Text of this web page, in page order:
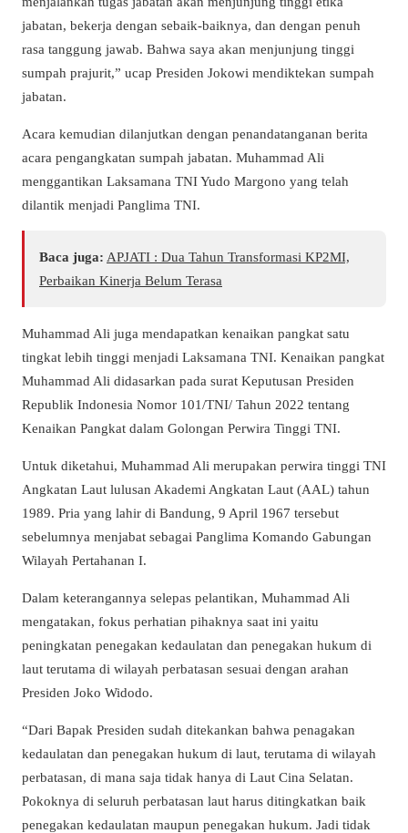
jabatan, bekerja dengan sebaik-baiknya, dan dengan penuh
rasa tanggung jawab. Bahwa saya akan menjunjung tinggi
sumpah prajurit,” ucap Presiden Jokowi mendiktekan sumpah
jabatan.
Acara kemudian dilanjutkan dengan penandatanganan berita
acara pengangkatan sumpah jabatan. Muhammad Ali
menggantikan Laksamana TNI Yudo Margono yang telah
dilantik menjadi Panglima TNI.
Baca juga: APJATI : Dua Tahun Transformasi KP2MI,
Perbaikan Kinerja Belum Terasa
Muhammad Ali juga mendapatkan kenaikan pangkat satu
tingkat lebih tinggi menjadi Laksamana TNI. Kenaikan pangkat
Muhammad Ali didasarkan pada surat Keputusan Presiden
Republik Indonesia Nomor 101/TNI/ Tahun 2022 tentang
Kenaikan Pangkat dalam Golongan Perwira Tinggi TNI.
Untuk diketahui, Muhammad Ali merupakan perwira tinggi TNI
Angkatan Laut lulusan Akademi Angkatan Laut (AAL) tahun
1989. Pria yang lahir di Bandung, 9 April 1967 tersebut
sebelumnya menjabat sebagai Panglima Komando Gabungan
Wilayah Pertahanan I.
Dalam keterangannya selepas pelantikan, Muhammad Ali
mengatakan, fokus perhatian pihaknya saat ini yaitu
peningkatan penegakan kedaulatan dan penegakan hukum di
laut terutama di wilayah perbatasan sesuai dengan arahan
Presiden Joko Widodo.
“Dari Bapak Presiden sudah ditekankan bahwa penagakan
kedaulatan dan penegakan hukum di laut, terutama di wilayah
perbatasan, di mana saja tidak hanya di Laut Cina Selatan.
Pokoknya di seluruh perbatasan laut harus ditingkatkan baik
penegakan kedaulatan maupun penegakan hukum. Jadi tidak